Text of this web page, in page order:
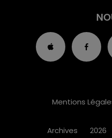
Mentions
Archives 2026